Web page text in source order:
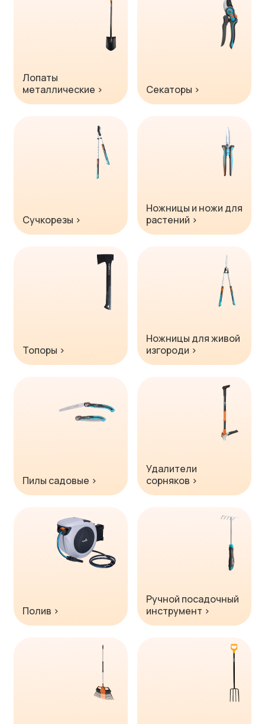
Лопаты
металлические ›
Секаторы ›
Сучкорезы ›
Ножницы и ножи для
растений ›
Топоры ›
Ножницы для живой
изгороди ›
Пилы садовые ›
Удалители
сорняков ›
Полив ›
Ручной посадочный
инструмент ›